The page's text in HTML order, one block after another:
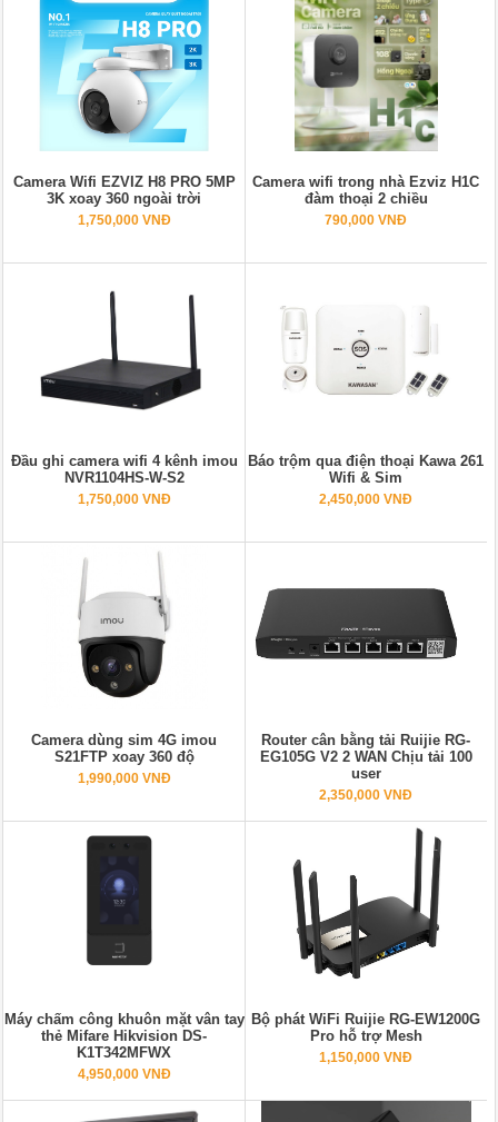
Camera Wifi EZVIZ H8 PRO 5MP
3K xoay 360 ngoài trời
1,750,000 VNĐ
Camera wifi trong nhà Ezviz H1C
đàm thoại 2 chiều
790,000 VNĐ
Đầu ghi camera wifi 4 kênh imou
NVR1104HS-W-S2
1,750,000 VNĐ
Báo trộm qua điện thoại Kawa 261
Wifi & Sim
2,450,000 VNĐ
Camera dùng sim 4G imou
S21FTP xoay 360 độ
1,990,000 VNĐ
Router cân bằng tải Ruijie RG-
EG105G V2 2 WAN Chịu tải 100
user
2,350,000 VNĐ
Máy chấm công khuôn mặt vân tay
thẻ Mifare Hikvision DS-
K1T342MFWX
4,950,000 VNĐ
Bộ phát WiFi Ruijie RG-EW1200G
Pro hỗ trợ Mesh
1,150,000 VNĐ